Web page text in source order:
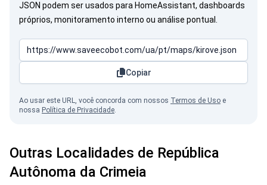
JSON podem ser usados para HomeAssistant, dashboards
próprios, monitoramento interno ou análise pontual.
Copiar
Ao usar este URL, você concorda com nossos Termos de Uso e
nossa Política de Privacidade.
Outras Localidades de República
Autônoma da Crimeia